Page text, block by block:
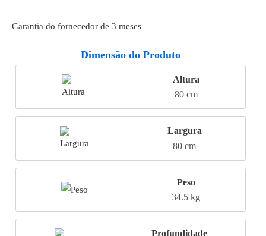
Garantia do fornecedor de 3 meses
Dimensão do Produto
Altura
80 cm
Largura
80 cm
Peso
34.5 kg
Profundidade